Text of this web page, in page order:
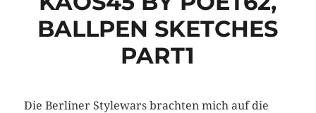
BALLPEN SKETCHES
PART1
Die Berliner Stylewars brachten mich auf die